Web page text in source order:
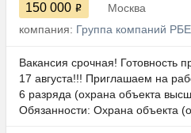
150 000
Москва
компания: Группа компаний
Вакансия срочная! Готовность
17 августа!!! Приглашаем на
6 разряда (охрана объекта
Обязанности: Охрана объекта